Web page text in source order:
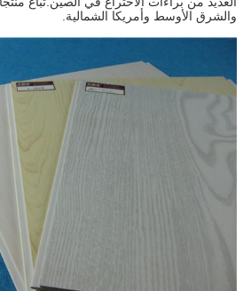
والشرق الأوسط وأمريكا الشمالية.